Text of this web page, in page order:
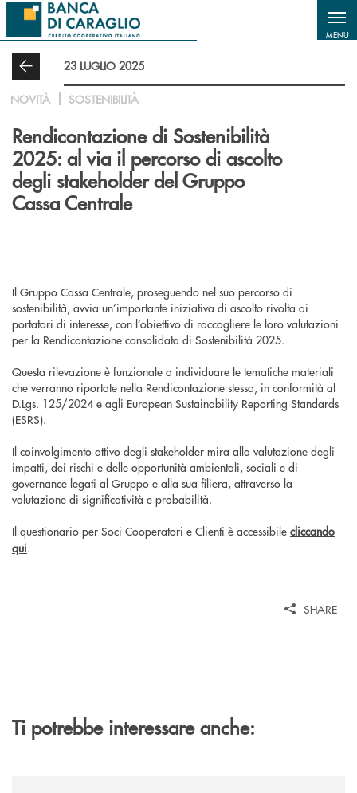
Salta al contenuto principale
MENU
23 LUGLIO 2025
NOVITÀ SOSTENIBILITÀ
Rendicontazione di Sostenibilità
2025: al via il percorso di ascolto
degli stakeholder del Gruppo
Cassa Centrale
Il Gruppo Cassa Centrale, proseguendo nel suo percorso di
sostenibilità, avvia un’importante iniziativa di ascolto rivolta ai
portatori di interesse, con l’obiettivo di raccogliere le loro valutazioni
per la Rendicontazione consolidata di Sostenibilità 2025.
Questa rilevazione è funzionale a individuare le tematiche materiali
che verranno riportate nella Rendicontazione stessa, in conformità al
D.Lgs. 125/2024 e agli European Sustainability Reporting Standards
(ESRS).
Il coinvolgimento attivo degli stakeholder mira alla valutazione degli
impatti, dei rischi e delle opportunità ambientali, sociali e di
governance legati al Gruppo e alla sua filiera, attraverso la
valutazione di significatività e probabilità.
Il questionario per Soci Cooperatori e Clienti è accessibile cliccando
qui.
SHARE
Ti potrebbe interessare anche: